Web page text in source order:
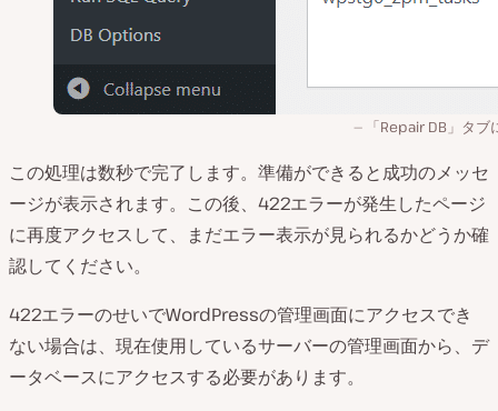
「Repair DB」タブ
この処理は数秒で完了します。準備ができると成功のメッセ
ージが表示されます。この後、422エラーが発生したページ
に再度アクセスして、まだエラー表示が見られるかどうか確
認してください。
422エラーのせいでWordPressの管理画面にアクセスでき
ない場合は、現在使用しているサーバーの管理画面から、デ
ータベースにアクセスする必要があります。